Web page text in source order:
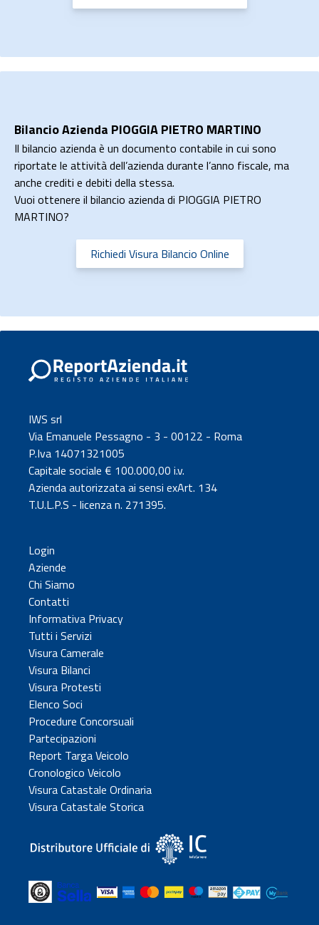
Bilancio Azienda PIOGGIA PIETRO MARTINO
Il bilancio azienda è un documento contabile in cui sono
riportate le attività dell’azienda durante l’anno fiscale, ma
anche crediti e debiti della stessa.
Vuoi ottenere il bilancio azienda di PIOGGIA PIETRO
MARTINO?
Richiedi Visura Bilancio Online
IWS srl
Via Emanuele Pessagno - 3 - 00122 - Roma
P.Iva 14071321005
Capitale sociale € 100.000,00 i.v.
Azienda autorizzata ai sensi exArt. 134
T.U.L.P.S - licenza n. 271395.
Login
Aziende
Chi Siamo
Contatti
Informativa Privacy
Tutti i Servizi
Visura Camerale
Visura Bilanci
Visura Protesti
Elenco Soci
Procedure Concorsuali
Partecipazioni
Report Targa Veicolo
Cronologico Veicolo
Visura Catastale Ordinaria
Visura Catastale Storica